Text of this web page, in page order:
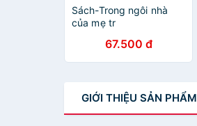
Sách-Trong ngôi nhà
của mẹ tr
67.500 đ
GIỚI THIỆU SẢN PHẨM